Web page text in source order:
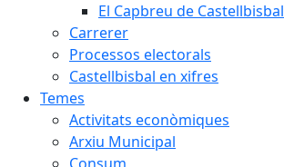
El Capbreu de Castellbisbal
Carrerer
Processos electorals
Castellbisbal en xifres
Temes
Activitats econòmiques
Arxiu Municipal